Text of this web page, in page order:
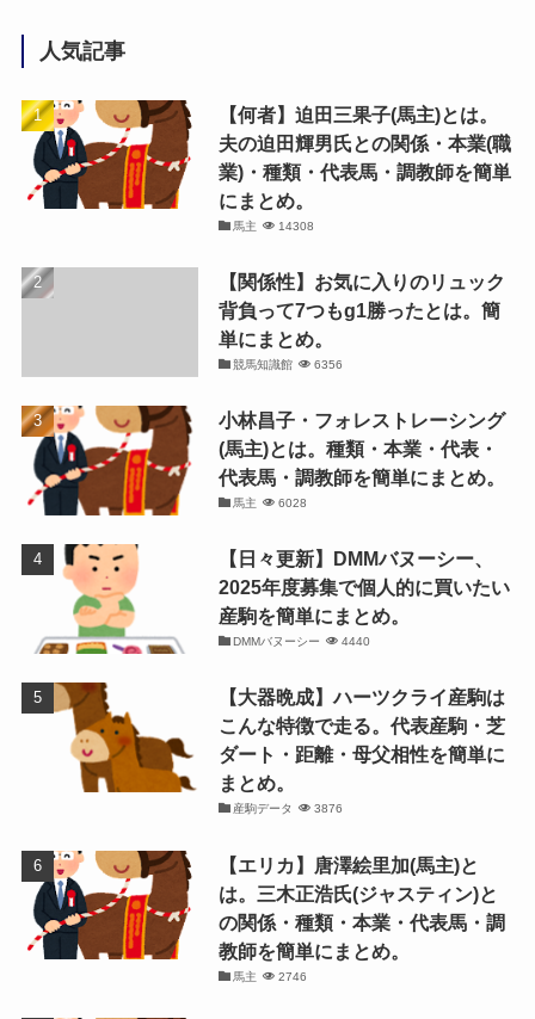
人気記事
【何者】迫田三果子(馬主)とは。
夫の迫田輝男氏との関係・本業(職
業)・種類・代表馬・調教師を簡単
にまとめ。
馬主 14308
【関係性】お気に入りのリュック
背負って7つもg1勝ったとは。簡
単にまとめ。
競馬知識館 6356
小林昌子・フォレストレーシング
(馬主)とは。種類・本業・代表・
代表馬・調教師を簡単にまとめ。
馬主 6028
【日々更新】DMMバヌーシー、
2025年度募集で個人的に買いたい
産駒を簡単にまとめ。
DMMバヌーシー 4440
【大器晩成】ハーツクライ産駒は
こんな特徴で走る。代表産駒・芝
ダート・距離・母父相性を簡単に
まとめ。
産駒データ 3876
【エリカ】唐澤絵里加(馬主)と
は。三木正浩氏(ジャスティン)と
の関係・種類・本業・代表馬・調
教師を簡単にまとめ。
馬主 2746